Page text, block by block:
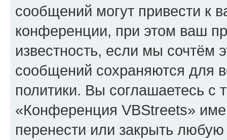
сообщений могут привести к
конференции, при этом ваш
известность, если мы сочтём
сообщений сохраняются для
политики. Вы соглашаетесь
«Конференция VBStreets»
перенести или закрыть